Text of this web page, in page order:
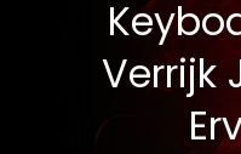
Verrijk